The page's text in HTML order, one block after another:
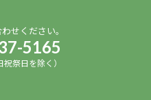
せください。
5165
祭日を除く）